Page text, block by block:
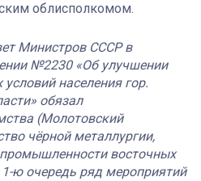
облисполкомом.
Министров СССР в
№2230 «Об улучшении
населения гор.
обязал
(Молотовский
чёрной металлургии,
восточных
ю очередь ряд мероприятий